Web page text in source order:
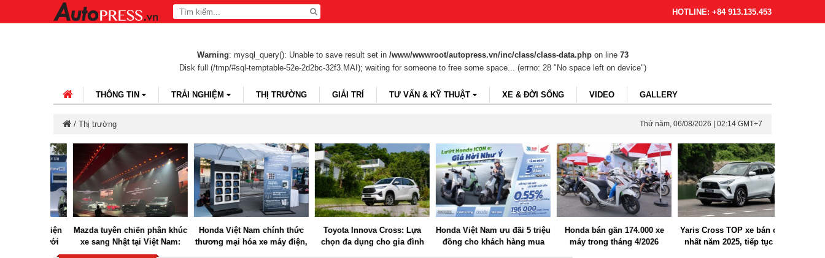
HOTLINE: +84 913.135.453
Warning: mysql_query(): Unable to save result set in /www/wwwroot/autopress.vn/inc/class/class-data.phpon line 73
Disk full (/tmp/#sql-temptable-52e-2d2bc-32f3.MAI); waiting for someone to free some space... (errno: 28 "No space left on device")
THÔNG TIN TRẢI NGHIỆM THỊ TRƯỜNG GIẢI TRÍ TƯ VẤN & KỸ THUẬT XE & ĐỜI SỐNG VIDEO GALLERY
Thứ năm, 06/08/2026 | 02:14 GMT+7
/ Thị trường
Mazda tuyên chiến phân khúc
xe sang Nhật tại Việt Nam:
CX-90, CX-60 Hybrid và MX-5
Honda Việt Nam chính thức
thương mại hóa xe máy điện,
Toyota Innova Cross: Lựa
chọn đa dụng cho gia đình
Honda Việt Nam ưu đãi 5 triệu
đồng cho khách hàng mua
Honda bán gần 174.000 xe
máy trong tháng 4/2026
Yaris Cross TOP xe bán chạy
nhất năm 2025, tiếp tục ưu